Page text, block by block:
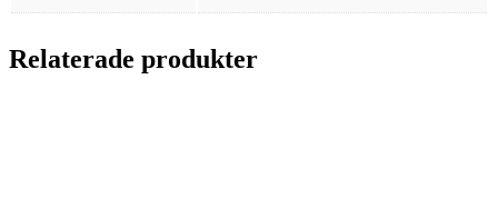
Relaterade produkter